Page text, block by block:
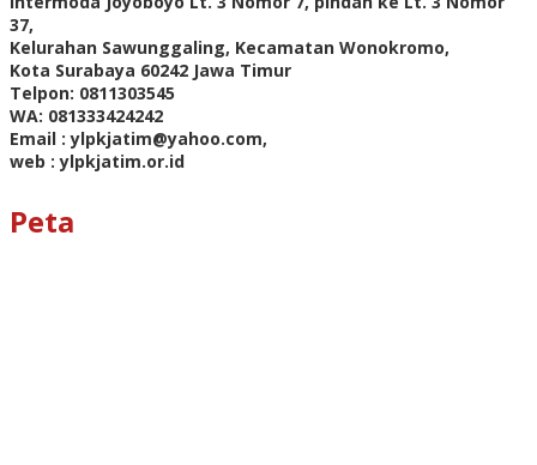
37,
Kelurahan Sawunggaling, Kecamatan Wonokromo,
Kota Surabaya 60242 Jawa Timur
Telpon: 0811303545
WA: 081333424242
Email : ylpkjatim@yahoo.com,
web : ylpkjatim.or.id
Peta